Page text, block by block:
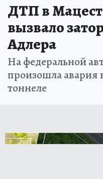
ДТП в
вызвало
Адлера
На федеральной
произошла авария
тоннеле